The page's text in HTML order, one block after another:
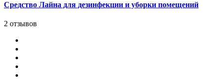
Средство Лайна для дезинфекции и уборки помещений
2 отзывов